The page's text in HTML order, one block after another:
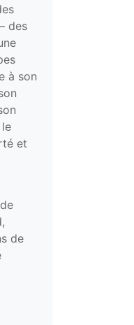
des
à son
et
de